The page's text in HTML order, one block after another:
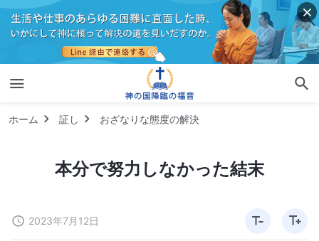
ホーム 証し おざなりな態度の解決
本分で努力しなかった結末
2023年7月12日